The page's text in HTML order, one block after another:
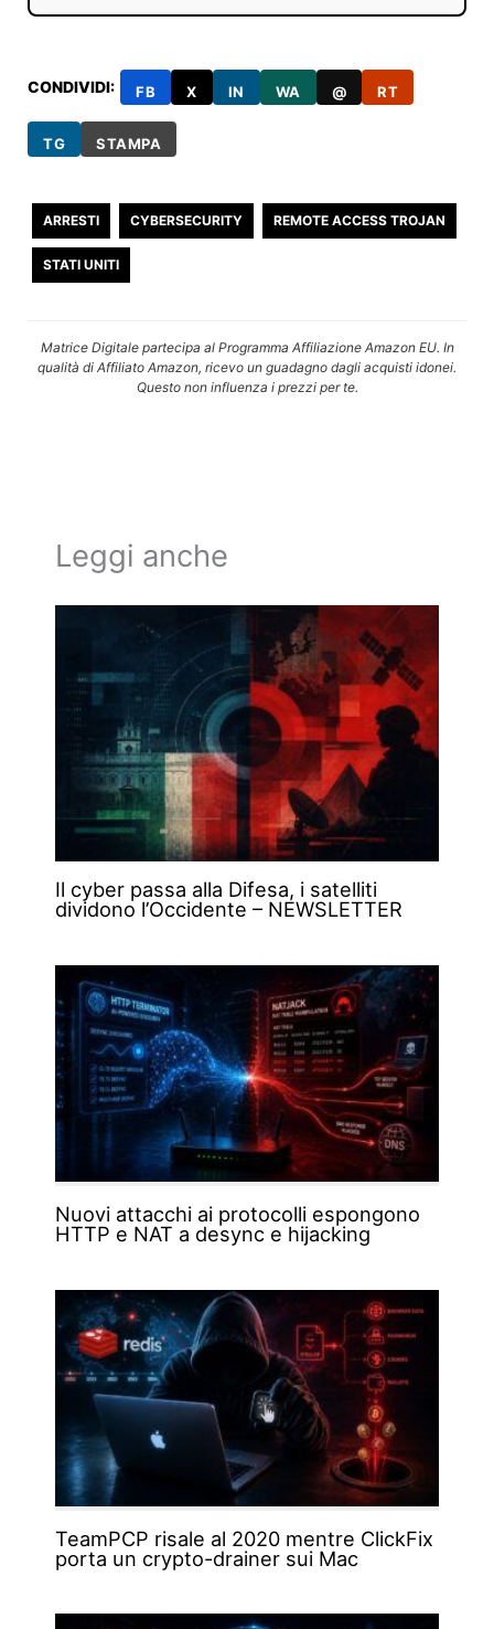
CONDIVIDI: FB X IN WA @ RT
TG STAMPA
ARRESTI CYBERSECURITY REMOTE ACCESS TROJAN
STATI UNITI
Matrice Digitale partecipa al Programma Affiliazione Amazon EU. In
qualità di Affiliato Amazon, ricevo un guadagno dagli acquisti idonei.
Questo non influenza i prezzi per te.
Leggi anche
Il cyber passa alla Difesa, i satelliti
dividono l’Occidente – NEWSLETTER
Nuovi attacchi ai protocolli espongono
HTTP e NAT a desync e hijacking
TeamPCP risale al 2020 mentre ClickFix
porta un crypto-drainer sui Mac